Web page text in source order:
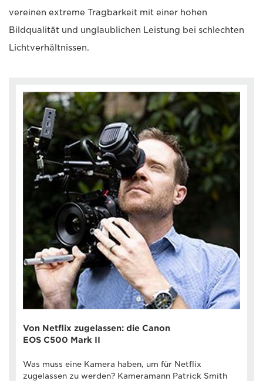
vereinen extreme Tragbarkeit mit einer hohen
Bildqualität und unglaublichen Leistung bei schlechten
Lichtverhältnissen.
Von Netflix zugelassen: die Canon
EOS C500 Mark II
Was muss eine Kamera haben, um für Netflix
zugelassen zu werden? Kameramann Patrick Smith